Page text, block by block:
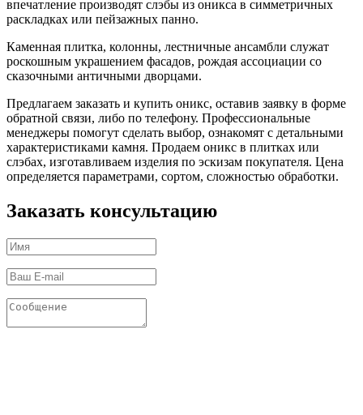
впечатление производят слэбы из оникса в симметричных
раскладках или пейзажных панно.
Каменная плитка, колонны, лестничные ансамбли служат
роскошным украшением фасадов, рождая ассоциации со
сказочными античными дворцами.
Предлагаем заказать и купить оникс, оставив заявку в форме
обратной связи, либо по телефону. Профессиональные
менеджеры помогут сделать выбор, ознакомят с детальными
характеристиками камня. Продаем оникс в плитках или
слэбах, изготавливаем изделия по эскизам покупателя. Цена
определяется параметрами, сортом, сложностью обработки.
Заказать консультацию